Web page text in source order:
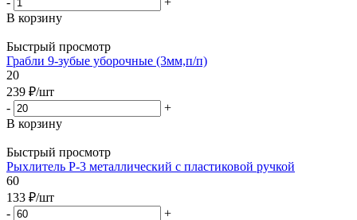
В корзину
Быстрый просмотр
Грабли 9-зубые уборочные (3мм,п/п)
20
239 ₽/шт
-
+
В корзину
Быстрый просмотр
Рыхлитель Р-3 металлический с пластиковой ручкой
60
133 ₽/шт
-
+